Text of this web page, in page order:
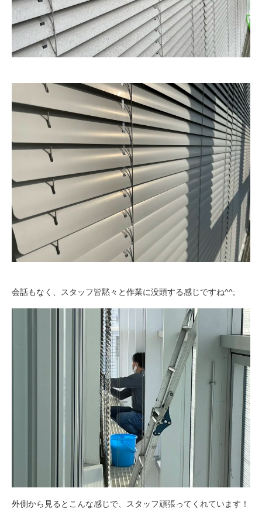
会話もなく、スタッフ皆黙々と作業に没頭する感じですね^^;
外側から見るとこんな感じで、スタッフ頑張ってくれています！